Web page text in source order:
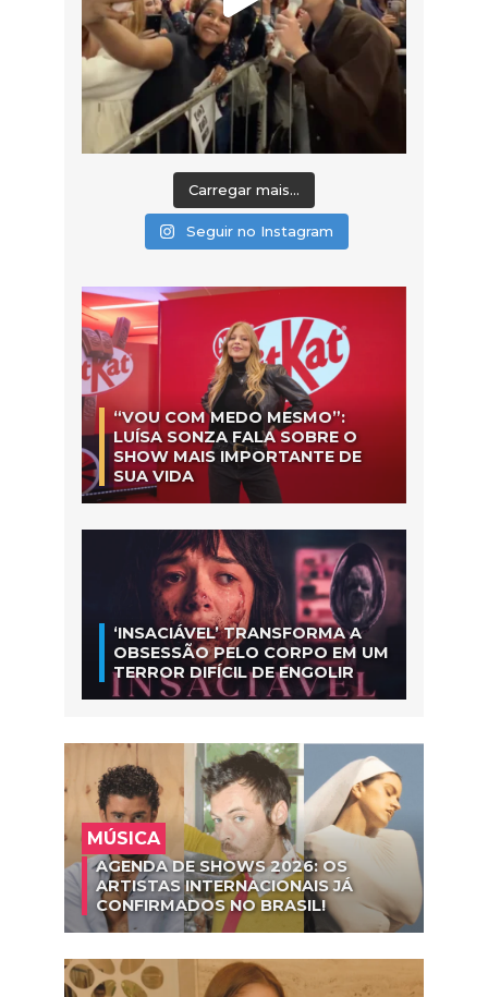
Carregar mais...
Seguir no Instagram
“VOU COM MEDO MESMO”:
LUÍSA SONZA FALA SOBRE O
SHOW MAIS IMPORTANTE DE
SUA VIDA
‘INSACIÁVEL’ TRANSFORMA A
OBSESSÃO PELO CORPO EM UM
TERROR DIFÍCIL DE ENGOLIR
MÚSICA
AGENDA DE SHOWS 2026: OS
ARTISTAS INTERNACIONAIS JÁ
CONFIRMADOS NO BRASIL!